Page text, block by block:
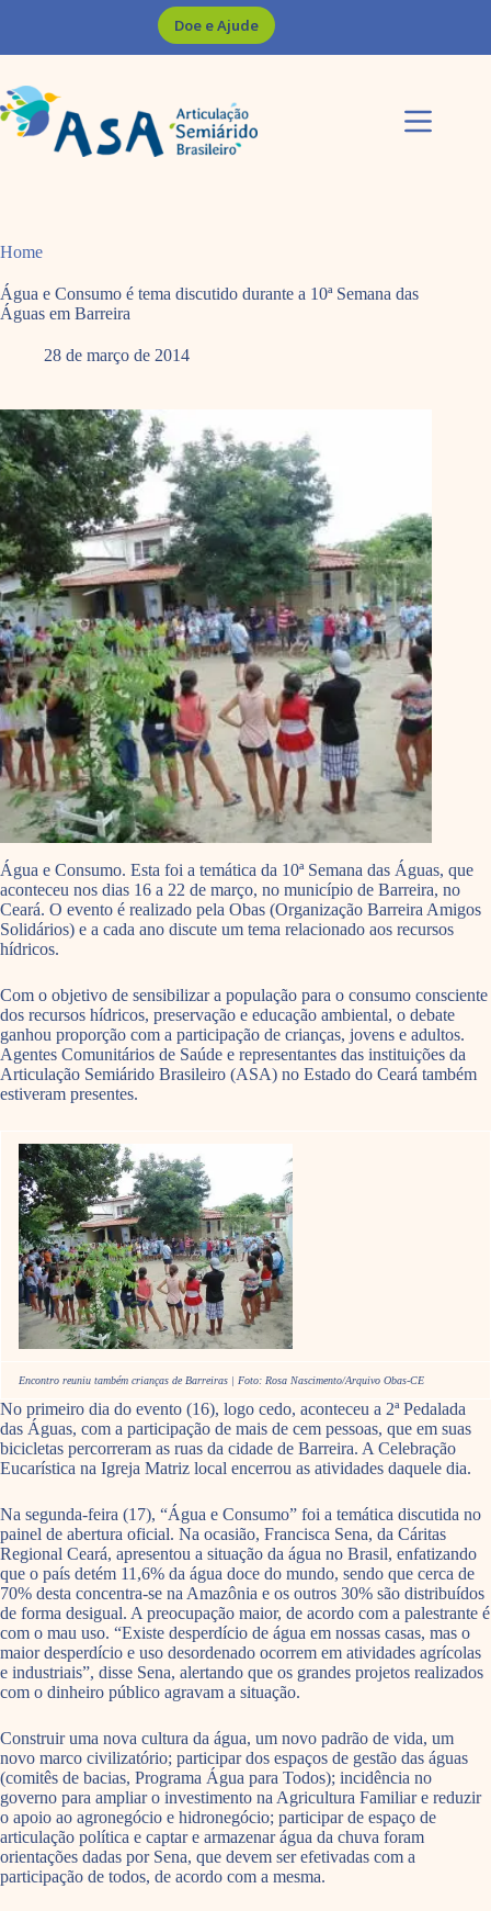
Doe e Ajude
Home
Água e Consumo é tema discutido durante a 10ª Semana das
Águas em Barreira
28 de março de 2014
Água e Consumo. Esta foi a temática da 10ª Semana das Águas, que
aconteceu nos dias 16 a 22 de março, no município de Barreira, no
Ceará. O evento é realizado pela Obas (Organização Barreira Amigos
Solidários) e a cada ano discute um tema relacionado aos recursos
hídricos.
Com o objetivo de sensibilizar a população para o consumo consciente
dos recursos hídricos, preservação e educação ambiental, o debate
ganhou proporção com a participação de crianças, jovens e adultos.
Agentes Comunitários de Saúde e representantes das instituições da
Articulação Semiárido Brasileiro (ASA) no Estado do Ceará também
estiveram presentes.
Encontro reuniu também crianças de Barreiras | Foto: Rosa Nascimento/Arquivo Obas-CE
No primeiro dia do evento (16), logo cedo, aconteceu a 2ª Pedalada
das Águas, com a participação de mais de cem pessoas, que em suas
bicicletas percorreram as ruas da cidade de Barreira. A Celebração
Eucarística na Igreja Matriz local encerrou as atividades daquele dia.
Na segunda-feira (17), “Água e Consumo” foi a temática discutida no
painel de abertura oficial. Na ocasião, Francisca Sena, da Cáritas
Regional Ceará, apresentou a situação da água no Brasil, enfatizando
que o país detém 11,6% da água doce do mundo, sendo que cerca de
70% desta concentra-se na Amazônia e os outros 30% são distribuídos
de forma desigual. A preocupação maior, de acordo com a palestrante é
com o mau uso. “Existe desperdício de água em nossas casas, mas o
maior desperdício e uso desordenado ocorrem em atividades agrícolas
e industriais”, disse Sena, alertando que os grandes projetos realizados
com o dinheiro público agravam a situação.
Construir uma nova cultura da água, um novo padrão de vida, um
novo marco civilizatório; participar dos espaços de gestão das águas
(comitês de bacias, Programa Água para Todos); incidência no
governo para ampliar o investimento na Agricultura Familiar e reduzir
o apoio ao agronegócio e hidronegócio; participar de espaço de
articulação política e captar e armazenar água da chuva foram
orientações dadas por Sena, que devem ser efetivadas com a
participação de todos, de acordo com a mesma.